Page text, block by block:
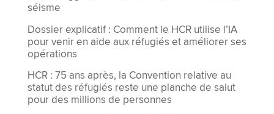
séisme
Dossier explicatif : Comment le HCR utilise l’IA
pour venir en aide aux réfugiés et améliorer ses
opérations
HCR : 75 ans après, la Convention relative au
statut des réfugiés reste une planche de salut
pour des millions de personnes